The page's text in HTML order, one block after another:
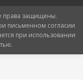
права защищены.
письменном согласии
при использовании